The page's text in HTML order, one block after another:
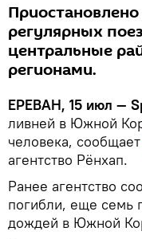
регулярных
центральные
регионами.
ЕРЕВАН, 15 июл —
ливней в Южной
человека, сообщает
агентство Рёнхап.
Ранее агентство
погибли, еще семь
дождей в Южной